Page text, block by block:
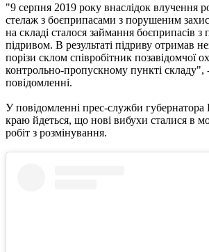
"9 серпня 2019 року внаслідок влучення
стелаж з боєприпасами з порушеним
на складі сталося займання боєприпасів
підривом. В результаті підриву отримав
порізи склом співробітник позавідомчої
контрольно-пропускному пункті складу",
повідомленні.
У повідомленні прес-служби губернатора
краю йдеться, що нові вибухи сталися в
робіт з розмінування.